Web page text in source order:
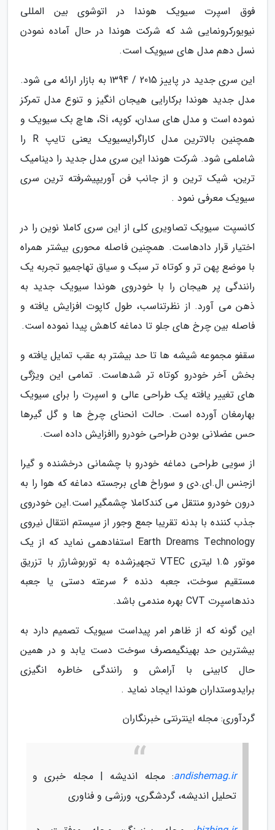
فوق اسپرت سیویک هوندا در اتوشوی بین المللی
نیویورکرونمایی شد که شرکت هوندا در حال آماده نمودن
نسل دهم مدل های سیویک است.
این سری جدید در پاییز 2015 / 1394 به بازار ارائه می شود.
مدل جدید هوندا برکارایی هیجان انگیز و تنوع مدل تمرکز
نموده است و مدل های سدان، کوپه، Si، هاچ بک سیویک و
همچنین بالاترین مدل کاراگرایسیویک یعنی تایپ R را
شاملمی شود. شرکت هوندا این سری مدل جدید را دینامیک
ترین، شیک ترین و از جانب فن آوریپیشرفته ترین سری
سیویک معرفی نمود .
کانسپت سیویک تصاویری کلی از این سری کاملا نوین را در
اختیار قرار دادهاست. همچنین فاصله محوری بیشتر همراه
با موضع پهن تر و کوتاه تر سبک و سیاق تهاجمیو تجربه یک
رانندگی پر هیجان را با خودروی هوندا سیویک جدید به
ذهن می آورد. از نظرتناسب، طول کاپوت افزایش یافته و
فاصله بین چرخ های جلو تا دماغه کاهش پیدا نموده است.
سقفو مجموعه شیشه ها تا حد بیشتر به عقب تمایل یافته و
بخش آخر خودرو کوتاه تر شدهاست. تمامی این ویژگی
های تغییر یافته یک طراحی عالی و اسپرت را برای سیویک
بهارمغان آورده است. حالت انحنای چرخ ها و گل گیرها
حس عضلانی بودن طراحی خودرو راافزایش داده است.
از سویی طراحی دماغه خودرو با چشمانی درخشنده و گیرا
ازجنس ال.ای.دی و سوراخ های برجسته دماغه که هوا را به
درون خودرو منتقل می کندکاملا چشمگیر است.این خودروی
جذب کننده با بدنه تقریبا جمع وجور از سیستم انتقال نیروی
Earth Dreams Technology استفادهمی نماید که از یک
موتور 1.5 لیتری VTEC تجهیزشده به توربوشارژر با تزریق
مستقیم سوخت، جعبه دنده 6 سرعته دستی یا جعبه
دندهاسپرت CVT بهره مندمی باشد.
این گونه که از ظاهر امر پیداست سیویک تصمیم دارد به
بیشترین حد بهینگیمصرف سوخت دست یابد و در همین
حال کابینی با آرامش و رانندگی خاطره انگیزی
برایدوستداران هوندا ایجاد نماید .
گردآوری: مجله اینترنتی خبرنگاران
andishemag.ir: مجله اندیشه | مجله خبری و
تحلیل اندیشه، گردشگری، ورزشی و فناوری